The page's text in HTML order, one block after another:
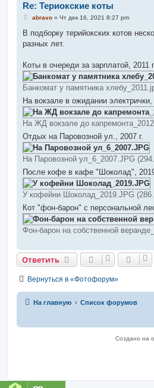
Re: Териокские коты
С
о
щ
и
е
abravo» Чт дек 16, 2021 8:27 pm
В подборку терийокских котов
разных лет.
Коты в очереди за зарплатой, 2011 г.
Банкомат у памятника
На вокзале в ожидании электрички,
На ЖД вокзале до
Отдых на Паровозной ул., 2007 г.
На Паровозной ул_6_2007.JPG
После кофе в кафе "Шоколад", 2019
У кофейни Шоколад_2019.JPG
Кот "фон-барон" с персональной
Фон-барон на собственной
Ответить
Вернуться в «Фотофорум»
На главную Список форумов
Создано на